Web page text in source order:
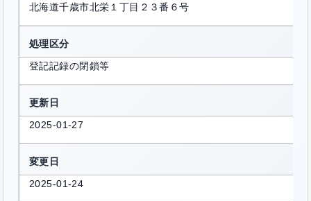
北海道千歳市北栄１丁目２３番６号
処理区分
登記記録の閉鎖等
更新日
2025-01-27
変更日
2025-01-24